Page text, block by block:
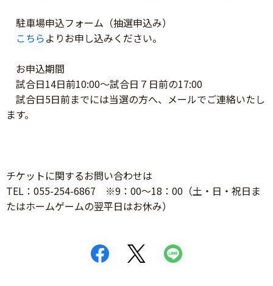
駐車場申込フォーム（抽選申込み）
こちらよりお申し込みください。
お申込期間
試合日14日前10:00～試合日７日前の17:00
試合日5日前までには当選の方へ、メールでご連絡いたし
ます。
チケットに関するお問い合わせは
TEL：055-254-6867 ※9：00～18：00（土・日・祝日ま
たはホームゲームの翌平日はお休み）